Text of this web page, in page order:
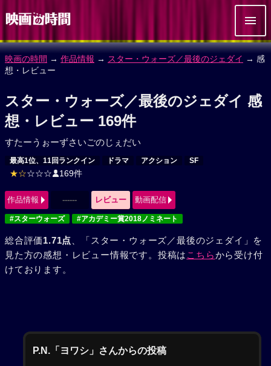
映画の時間 → 作品情報 → スター・ウォーズ／最後のジェダイ → 感
想・レビュー
スター・ウォーズ／最後のジェダイ 感
想・レビュー 169件
すたーうぉーずさいごのじぇだい
最高1位、11回ランクイン ドラマ アクション SF
★☆☆☆☆ 169件
作品情報 ------ レビュー 動画配信
#スターウォーズ #アカデミー賞2018ノミネート
総合評価1.71点 、「スター・ウォーズ／最後のジェダイ」を
見た方の感想・レビュー情報です。投稿は こちらから受け付
けております。
P.N.「ヨワシ」さんからの投稿